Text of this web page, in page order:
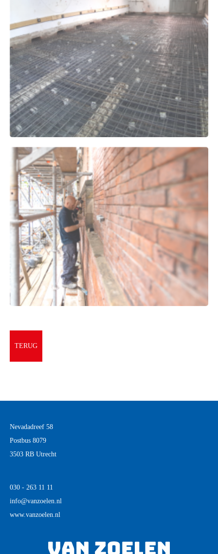
TERUG
Nevadadreef 58
Postbus 8079
3503 RB Utrecht
030 - 263 11 11
info@vanzoelen.nl
www.vanzoelen.nl